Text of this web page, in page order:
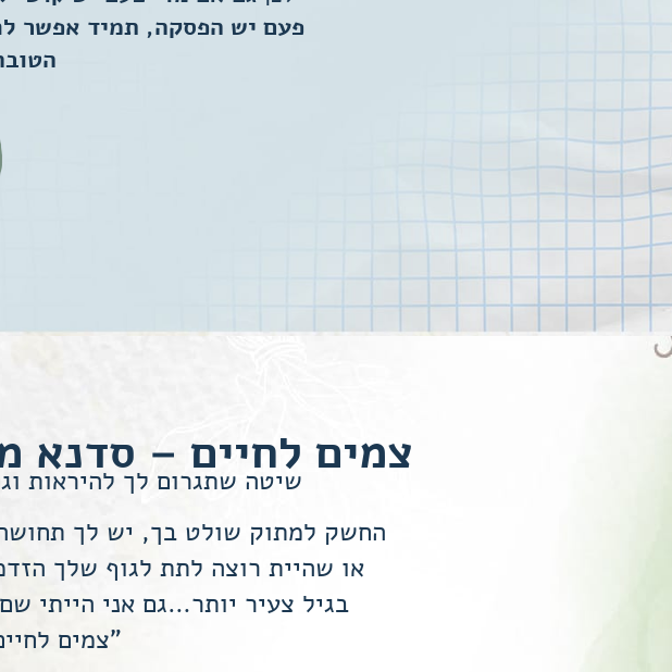
פעם יש הפסקה, תמיד אפשר
צמים לחיים –
שיטה שתגרום לך להיראות
החשק למתוק שולט בך, יש לך תחושה
או שהיית רוצה לתת לגוף שלך
בגיל צעיר יותר…גם אני הייתי
"צמים